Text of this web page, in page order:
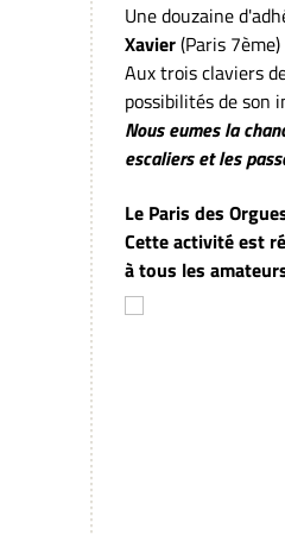
Une douzaine
Xavier(Paris
Aux trois claviers
possibilités de son
Nous eumes la
escaliers et les
Le Paris des
Cette activité est
à tous les